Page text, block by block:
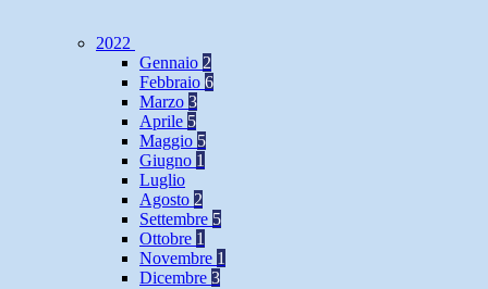
2022
Gennaio 2
Febbraio 6
Marzo 3
Aprile 5
Maggio 5
Giugno 1
Luglio
Agosto 2
Settembre 5
Ottobre 1
Novembre 1
Dicembre 3